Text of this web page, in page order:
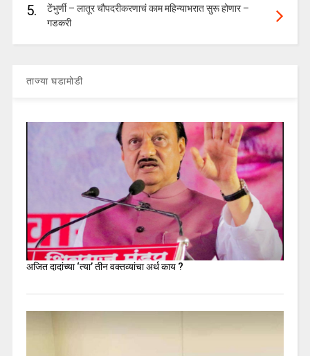
5.
टेंभुर्णी – लातूर चौपदरीकरणाचं काम महिन्याभरात सुरू होणार –
गडकरी
ताज्या घडामोडी
अजित दादांच्या ‘त्या’ तीन वक्तव्यांचा अर्थ काय ?